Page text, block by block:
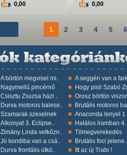
0,00
0,00
1 2 3 4 5 6
A börtön megvisel mi.. A seggén van a
Nagymellű pincérnő Hogy pisil Szabó
Csisztu Zsuzsa házi .. Orosz börtön
Durva motoros balese.. Brutális motoros
Szamarak szexelnek Anaconda lenyel 1
Alkonyat 3. Eclipse.. Halálos iramban 4.
Zimány Linda vetkőzn.. Tömegverekedés
Jó kondiba van a csá.. Brutális foci jelene..
Durva frontális ütkö.. Itt az új Trabi !